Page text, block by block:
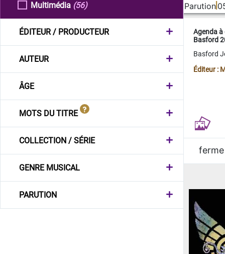
Multimédia (56)
ÉDITEUR / PRODUCTEUR
AUTEUR
ÂGE
MOTS DU TITRE
COLLECTION / SÉRIE
GENRE MUSICAL
PARUTION
Parution
Agenda
Basford
Basford
Éditeur :
ferme